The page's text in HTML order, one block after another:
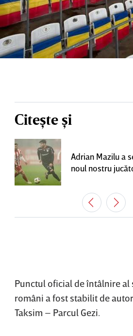
Citește și
Adrian Mazilu a
noul nostru
Punctul oficial de întâlnire
români a fost stabilit de
Taksim – Parcul Gezi.